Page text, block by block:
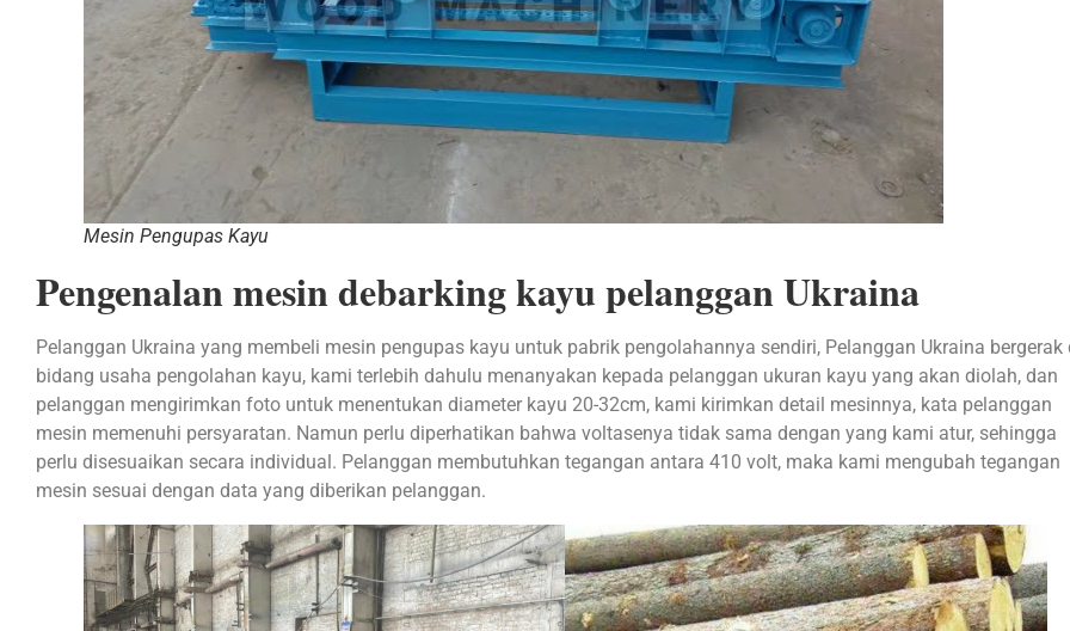
Mesin Pengupas Kayu
Pengenalan mesin debarking kayu pelanggan Ukraina
Pelanggan Ukraina yang membeli mesin pengupas kayu untuk pabrik pengolahannya sendiri, Pelanggan Ukraina bergerak
bidang usaha pengolahan kayu, kami terlebih dahulu menanyakan kepada pelanggan ukuran kayu yang akan diolah, dan
pelanggan mengirimkan foto untuk menentukan diameter kayu 20-32cm, kami kirimkan detail mesinnya, kata pelanggan
mesin memenuhi persyaratan. Namun perlu diperhatikan bahwa voltasenya tidak sama dengan yang kami atur, sehingga
perlu disesuaikan secara individual. Pelanggan membutuhkan tegangan antara 410 volt, maka kami mengubah tegangan
mesin sesuai dengan data yang diberikan pelanggan.